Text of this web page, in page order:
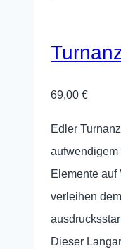
69,00 €
Edler
Elemente auf
verleihen
Dieser